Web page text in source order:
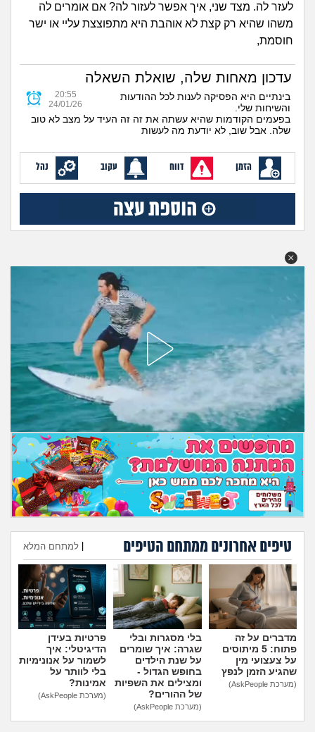
חברים ואנשים
מה שעובר עליי
שומרים על הגוף
פיננסי וכלכלה
בין הסדינים
חיות מחמד
גאווה
לעזר לה. מצד שני, איך אפשר לעזור לה? אם אומרים לה
משהו שהיא רק קצת לא אוהבת היא מתפוצצת עליי או ישר
חוסמת,
עדכון מאחות שלה, שואלת השאלה
20:55
24/01/26
בינתיים היא הפסיקה לענות לכל ההודעות
והשיחות שלי.
בפעמים הקודמות שהיא עשתה את זה זה העיד על מצב לא טוב
שלה. אבל שוב, לא יודעת מה לעשות
הזמן דווח עקוב נהל
טיפים אחרונים ממתחם הטיפים למתחם המלא
הוספת טיפ
מדברים על זה
פתוח: 5 מיתוסים
על צעצועי מין
שהגיע הזמן לנפץ
(מערכת AskPeople)
בלי מסגרות ובלי
שגרה: איך שומרים
על שנת הילדים
בחופש הגדול -
ומצילים את השפיות
של ההורים?
(מערכת AskPeople)
פרטיות בעידן
הדיגיטלי: איך
לשמור על אנונימיות
בלי לוותר על
אמינות?
(מערכת AskPeople)